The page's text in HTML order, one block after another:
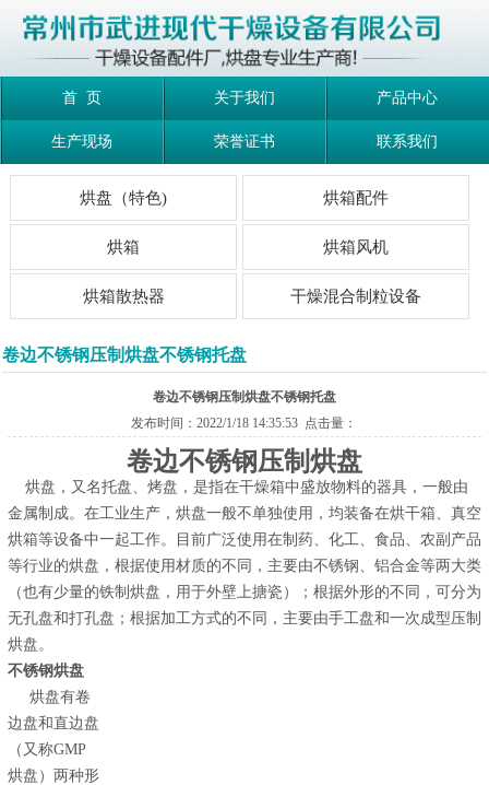
首 页 关于我们 产品中心
生产现场 荣誉证书 联系我们
烘盘（特色) 烘箱配件
烘箱 烘箱风机
烘箱散热器 干燥混合制粒设备
卷边不锈钢压制烘盘不锈钢托盘
卷边不锈钢压制烘盘不锈钢托盘
发布时间：2022/1/18 14:35:53 点击量：
卷边不锈钢压制烘盘
烘盘，又名托盘、烤盘，是指在干燥箱中盛放物料的器具，一般由
金属制成。在工业生产，烘盘一般不单独使用，均装备在烘干箱、真空
烘箱等设备中一起工作。目前广泛使用在制药、化工、食品、农副产品
等行业的烘盘，根据使用材质的不同，主要由不锈钢、铝合金等两大类
（也有少量的铁制烘盘，用于外壁上搪瓷）；根据外形的不同，可分为
无孔盘和打孔盘；根据加工方式的不同，主要由手工盘和一次成型压制
烘盘。
不锈钢烘盘
烘盘有卷
边盘和直边盘
（又称GMP
烘盘）两种形